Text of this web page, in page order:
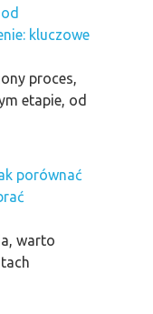
kluczowe
proces,
etapie, od
porównać
warto